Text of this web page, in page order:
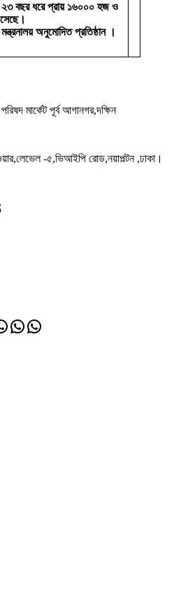
২৩ বছর ধরে প্রায় ১৬০০০ হজ ও
অনুমোদিত প্রতিষ্ঠান ।
মার্কেট পূর্ব আগানগর,দক্ষিন
-৫,ভিআইপি রোড,নয়াপল্টন ,ঢাকা।
WhatsApp
WhatsApp